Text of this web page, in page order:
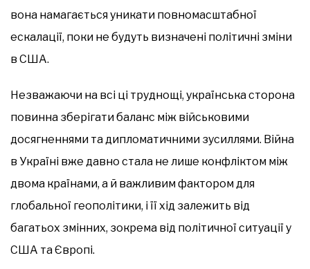
вона намагається уникати повномасштабної
ескалації, поки не будуть визначені політичні зміни
в США.
Незважаючи на всі ці труднощі, українська сторона
повинна зберігати баланс між військовими
досягненнями та дипломатичними зусиллями. Війна
в Україні вже давно стала не лише конфліктом між
двома країнами, а й важливим фактором для
глобальної геополітики, і її хід залежить від
багатьох змінних, зокрема від політичної ситуації у
США та Європі.